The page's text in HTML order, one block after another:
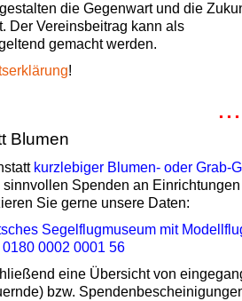
die Gegenwart und die
Der Vereinsbeitrag kann als
gemacht werden.
!
Blumen
kurzlebiger Blumen- oder Grab-
Spenden an Einrichtungen
Sie gerne unsere Daten:
Segelflugmuseum mit
0002 0001 56
eine Übersicht von
bzw.